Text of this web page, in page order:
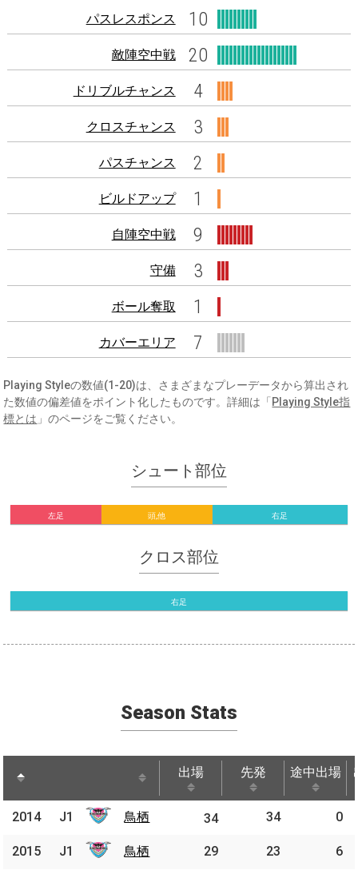
パスレスポンス 10
敵陣空中戦 20
ドリブルチャンス 4
クロスチャンス 3
パスチャンス 2
ビルドアップ 1
自陣空中戦 9
守備 3
ボール奪取 1
カバーエリア 7
Playing Styleの数値(1-20)は、さまざまなプレーデータから算出され
た数値の偏差値をポイント化したものです。詳細は「 Playing Style指
標とは 」のページをご覧ください。
シュート部位
左足 頭,他 右足
クロス部位
右足
Season Stats
出場 先発 途中出場
途中出場
2014 鳥栖 34 34 0
2015 鳥栖 29 23 6
2014 J1 鳥栖
2015 J1 鳥栖